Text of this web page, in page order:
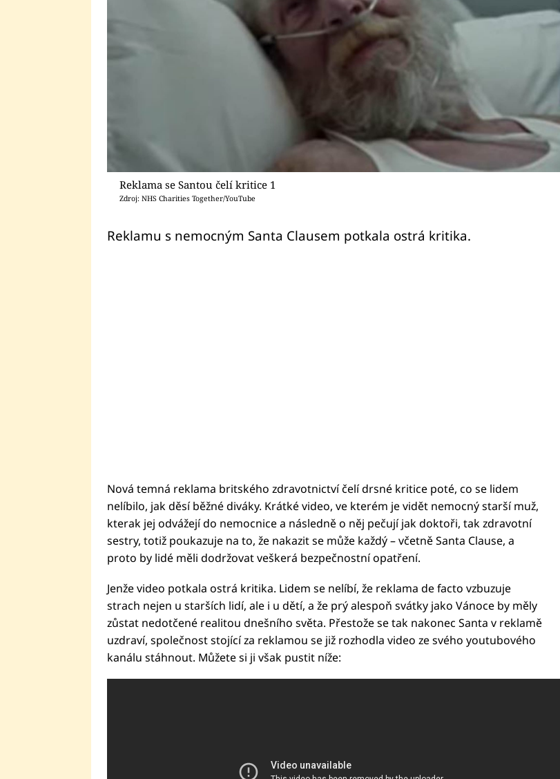
Reklama se Santou čelí kritice 1
Zdroj: NHS Charities Together/YouTube
Reklamu s nemocným Santa Clausem potkala ostrá kritika.
Nová temná reklama britského zdravotnictví čelí drsné kritice poté, co se lidem
nelíbilo, jak děsí běžné diváky. Krátké video, ve kterém je vidět nemocný starší muž,
kterak jej odvážejí do nemocnice a následně o něj pečují jak doktoři, tak zdravotní
sestry, totiž poukazuje na to, že nakazit se může každý – včetně Santa Clause, a
proto by lidé měli dodržovat veškerá bezpečnostní opatření.
Jenže video potkala ostrá kritika. Lidem se nelíbí, že reklama de facto vzbuzuje
strach nejen u starších lidí, ale i u dětí, a že prý alespoň svátky jako Vánoce by měly
zůstat nedotčené realitou dnešního světa. Přestože se tak nakonec Santa v reklamě
uzdraví, společnost stojící za reklamou se již rozhodla video ze svého youtubového
kanálu stáhnout. Můžete si ji však pustit níže: